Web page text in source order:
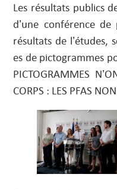
Les résultats publics
d’une conférence
résultats de l’études,
es de pictogrammes
PICTOGRAMMES
CORPS : LES PFAS